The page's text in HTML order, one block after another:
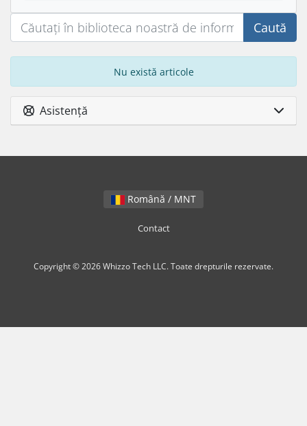
Caută
Nu există articole
Asistență
Română / MNT
Contact
Copyright © 2026 Whizzo Tech LLC. Toate drepturile rezervate.